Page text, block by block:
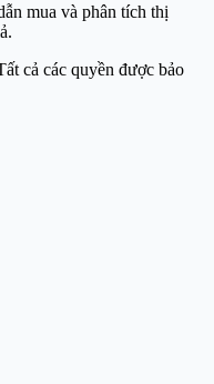
mua và phân tích thị
cả các quyền được bảo